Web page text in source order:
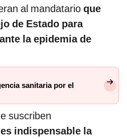
al mandatario que
de Estado para
la epidemia de
sanitaria por el
suscriben
indispensable la